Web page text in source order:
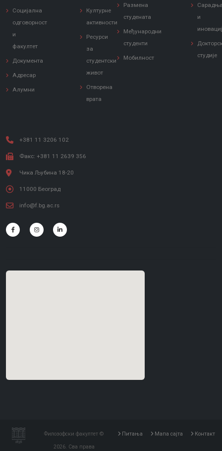
Социјална
одговорност
и
факултет
Документа
Адресар
Алумни
Културне
активности
Ресурси
за
студентски
живот
Отворена
врата
Размена
студената
Међународни
студенти
Мобилност
и
студије
+381 11 3206 102
Факс: +381 11 2639 356
Чика Љубина 18-20
11000 Београд
info@f.bg.ac.rs
Филозофски факултет ©
2026. Сва права
Питања Мапа сајта Контакт